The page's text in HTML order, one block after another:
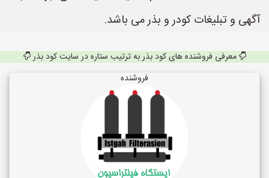
آگهی و تبلیغات کودر و بذر می باشد.
معرفی فروشنده های کود بذر به ترتیب ستاره در سایت کود بذر
فروشنده